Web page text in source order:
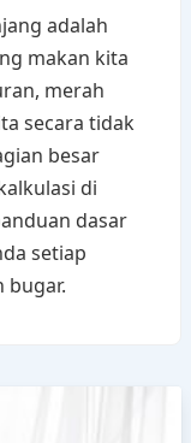
adalah
makan kita
merah
secara tidak
besar
di
dasar
setiap
bugar.